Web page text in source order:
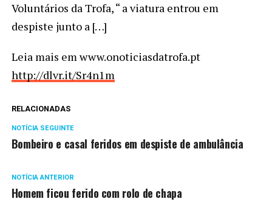
Voluntários da Trofa, “ a viatura entrou em
despiste junto a […]
Leia mais em www.onoticiasdatrofa.pt
http://dlvr.it/Sr4n1m
RELACIONADAS
NOTÍCIA SEGUINTE
Bombeiro e casal feridos em despiste de ambulância
NOTÍCIA ANTERIOR
Homem ficou ferido com rolo de chapa